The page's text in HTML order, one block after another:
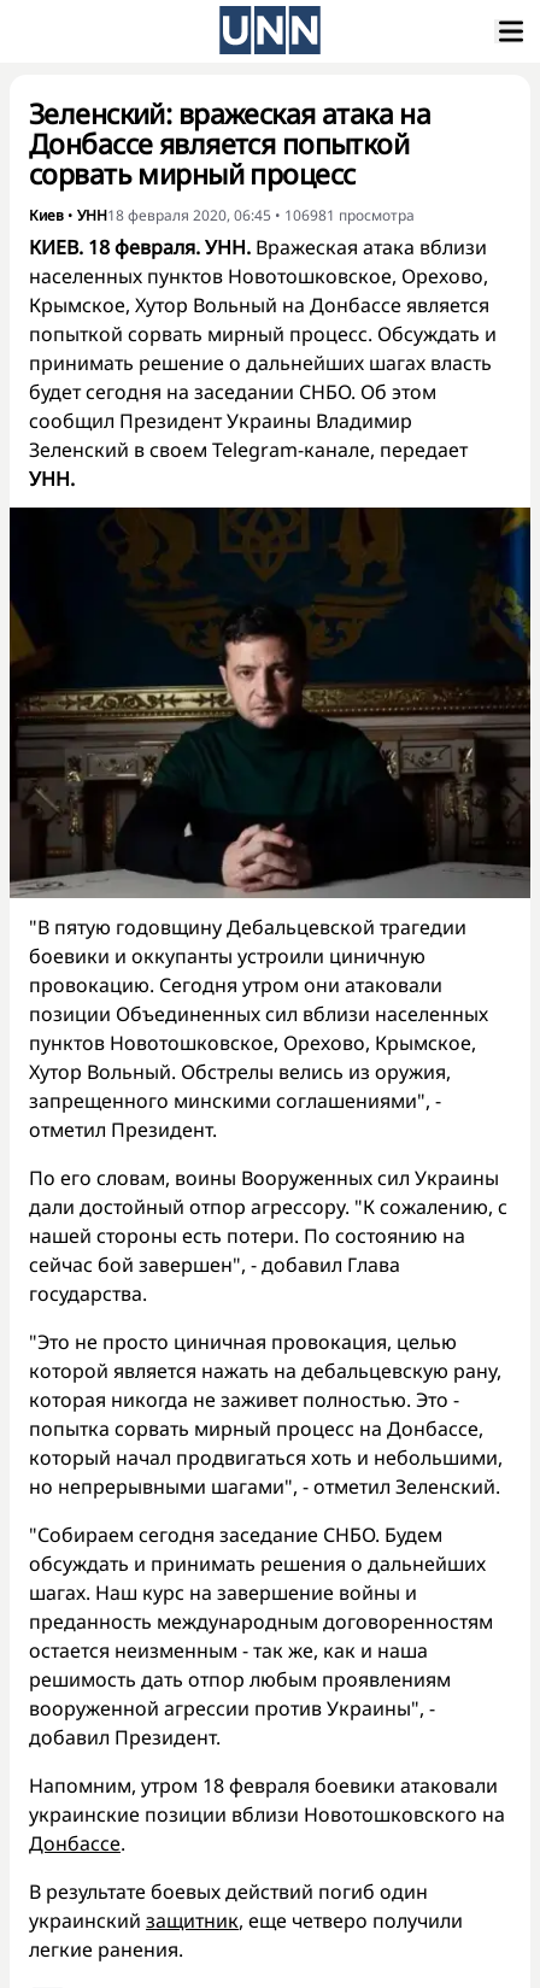
Зеленский: вражеская атака на
Донбассе является попыткой
сорвать мирный процесс
Киев • УНН18 февраля 2020, 06:45 • 106981 просмотра
КИЕВ. 18 февраля. УНН. Вражеская атака вблизи
населенных пунктов Новотошковское, Орехово,
Крымское, Хутор Вольный на Донбассе является
попыткой сорвать мирный процесс. Обсуждать и
принимать решение о дальнейших шагах власть
будет сегодня на заседании СНБО. Об этом
сообщил Президент Украины Владимир
Зеленский в своем Telegram-канале, передает
УНН.
"В пятую годовщину Дебальцевской трагедии
боевики и оккупанты устроили циничную
провокацию. Сегодня утром они атаковали
позиции Объединенных сил вблизи населенных
пунктов Новотошковское, Орехово, Крымское,
Хутор Вольный. Обстрелы велись из оружия,
запрещенного минскими соглашениями", -
отметил Президент.
По его словам, воины Вооруженных сил Украины
дали достойный отпор агрессору. "К сожалению, с
нашей стороны есть потери. По состоянию на
сейчас бой завершен", - добавил Глава
государства.
"Это не просто циничная провокация, целью
которой является нажать на дебальцевскую рану,
которая никогда не заживет полностью. Это -
попытка сорвать мирный процесс на Донбассе,
который начал продвигаться хоть и небольшими,
но непрерывными шагами", - отметил Зеленский.
"Собираем сегодня заседание СНБО. Будем
обсуждать и принимать решения о дальнейших
шагах. Наш курс на завершение войны и
преданность международным договоренностям
остается неизменным - так же, как и наша
решимость дать отпор любым проявлениям
вооруженной агрессии против Украины", -
добавил Президент.
Напомним, утром 18 февраля боевики атаковали
украинские позиции вблизи Новотошковского на
Донбассе.
В результате боевых действий погиб один
украинский защитник, еще четверо получили
легкие ранения.